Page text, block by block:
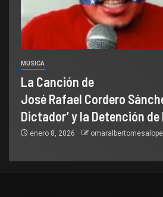
MUSICA
La Canción de
José Rafael Cordero
Dictador’ y la Detención
enero 8, 2026